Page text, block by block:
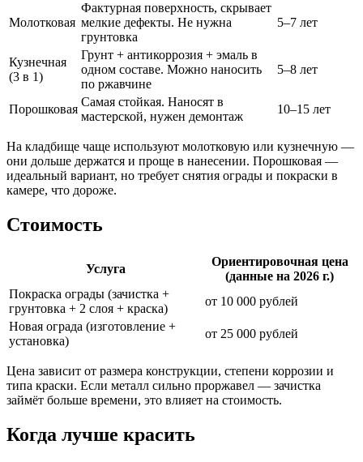
Молотковая
Фактурная поверхность, скрывает
мелкие дефекты. Не нужна
грунтовка
5–7 лет
Кузнечная
(3 в 1)
Грунт + антикоррозия + эмаль в
одном составе. Можно наносить
по ржавчине
5–8 лет
Порошковая
Самая стойкая. Наносят в
мастерской, нужен демонтаж
10–15 лет
На кладбище чаще используют молотковую или кузнечную —
они дольше держатся и проще в нанесении. Порошковая —
идеальный вариант, но требует снятия ограды и покраски в
камере, что дороже.
Стоимость
Услуга
Ориентировочная цена
(данные на 2026 г.)
Покраска ограды (зачистка +
грунтовка + 2 слоя + краска)
от 10 000 рублей
Новая ограда (изготовление +
установка)
от 25 000 рублей
Цена зависит от размера конструкции, степени коррозии и
типа краски. Если металл сильно проржавел — зачистка
займёт больше времени, это влияет на стоимость.
Когда лучше красить